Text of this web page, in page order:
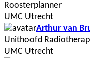
Roosterplanner
UMC Utrecht
Arthur van
Unithoofd
UMC Utrecht